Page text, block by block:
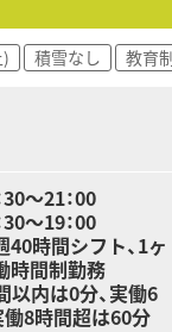
定した経営基盤
者様の健康をト
や併設化を加
の利便性とプラ
いレベルで両立
いという成長
積雪なし 教育
～21：00
19：00
時間シフト、1ヶ
時間制勤務
以内は0分、実働6
働8時間超は60分